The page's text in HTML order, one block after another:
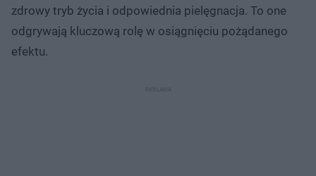
zdrowy tryb życia i odpowiednia pielęgnacja. To one
odgrywają kluczową rolę w osiągnięciu pożądanego
efektu.